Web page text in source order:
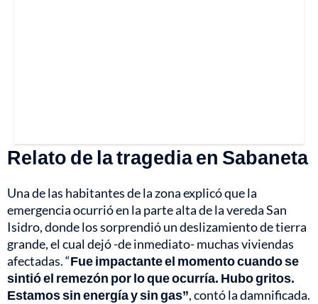
Relato de la tragedia en Sabaneta
Una de las habitantes de la zona explicó que la
emergencia ocurrió en la parte alta de la vereda San
Isidro, donde los sorprendió un deslizamiento de tierra
grande, el cual dejó -de inmediato- muchas viviendas
afectadas. “Fue impactante el momento cuando se
sintió el remezón por lo que ocurría. Hubo gritos.
Estamos sin energía y sin gas”, contó la damnificada.